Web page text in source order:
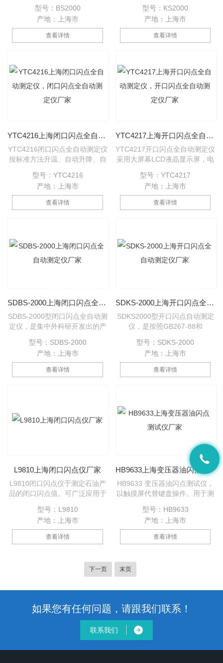
踪显示升温与试验时间的函数曲
线 4 、自动效正大气压强影响并
计算修正值
型号：BS2000
产地：上海市
查看详情
制作的。该仪器采用大屏幕LCD
液晶显示屏，电脑控制试验全过
程。仪器具有自动升温控制，自
动点火扫划，自动检测闪点锁定
性好，性能稳定，操作简单等优
点。广泛用于电力、石油、化
工、商检、科研等部门。
型号：KS2000
产地：上海市
查看详情
YTC4216上海闭口闪点全自动测定仪，闭口闪点全自动测定仪厂家
YTC4216闭口闪点全自动测定仪
按标准方法升温、自动升降、自
自动锁定闪点值、自动打印结
果。广泛用于电力、石油、化
工、商检、科研等部门。符合
ISO—2719,GB261—83标准。
型号：YTC4216
产地：上海市
查看详情
YTC4217上海开口闪点全自动测定仪，开口闪点全自动测定仪厂家
YTC4217开口闪点全自动测定仪
采用大屏幕LCD液晶显示屏，电
口闪点全自动测定仪具有自动升
温控制，自动点火扫划，自动检
测闪点锁定结果，并打印结果、
自动关闭气源。YTC4217开口闪
等优点。广泛用于电力、石油、
化工、商检、科研等部门。
型号：YTC4217
产地：上海市
查看详情
SDBS-2000上海闭口闪点全自动测定仪厂家
SDBS-2000型闭口闪点全自动测
定仪，是集中外科研开发出的产
屏幕LCD液晶显示。仪器按标准
方法升温、自动升降、自动通
气、自动点火、自动显示、自动
锁定闪点值、自动打印结果。测
简单等优点。广泛应用于电力、
石油、化工、商检、科研等部
型号：SDBS-2000
产地：上海市
查看详情
SDKS-2000上海开口闪点全自动测定仪厂家
SDKS2000型开口闪点自动测定
仪，是按照GB267-88和
规定设计制造。该仪器采用大屏
幕LCD液晶显示屏，电脑控制实
验全过程。仪器具有自动升温控
制。自动点火扫划，自动闪点锁
确、重复性好、性能稳定、操作
简单等优点。广泛用于电力、石
油、商检、科研等部门。
型号：SDKS-2000
产地：上海市
查看详情
L9810上海闭口闪点仪厂家
L9810闭口闪点仪于测定石油产
品的闭口闪点值。可广泛应用于
科研部门等。
型号：L9810
产地：上海市
查看详情
HB9633 变压器油闪点测试仪，
以触摸屏代替键盘操作。用于测
值。采用国外的精良技术，是理
想的进口仪器替代产品。广泛应
用于铁路，航空，电力，石油行
业及科研部门等。
型号：HB9633
产地：上海市
查看详情
下一页 末页
如果您有任何问题，请跟我们联系！
联系我们